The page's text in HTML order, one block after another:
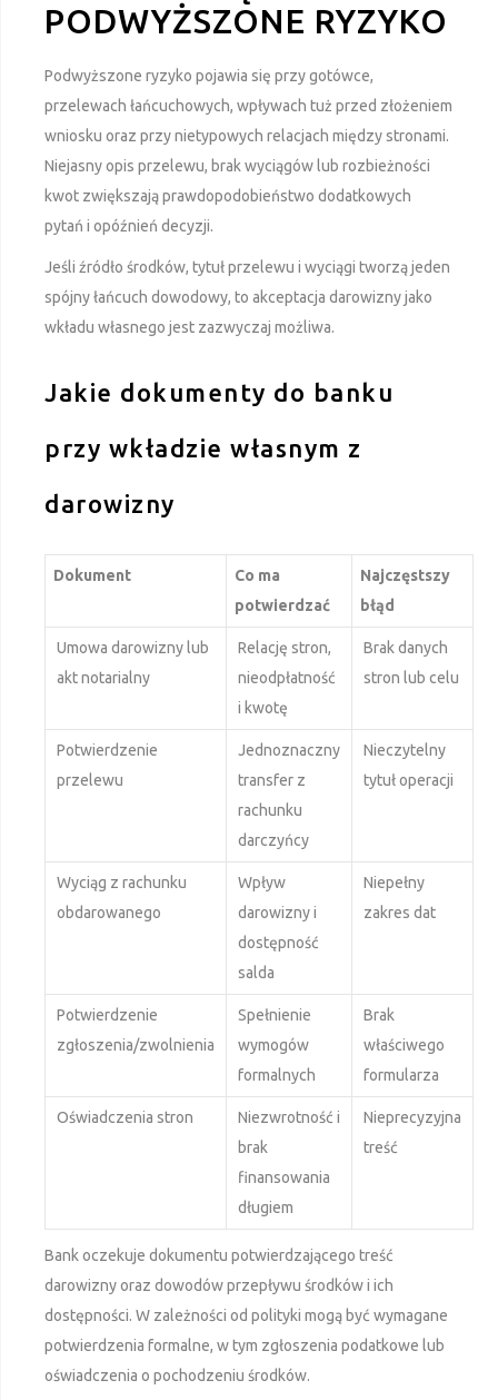
PODWYŻSZONE RYZYKO
Podwyższone ryzyko pojawia się przy gotówce,
przelewach łańcuchowych, wpływach tuż przed złożeniem
wniosku oraz przy nietypowych relacjach między stronami.
Niejasny opis przelewu, brak wyciągów lub rozbieżności
kwot zwiększają prawdopodobieństwo dodatkowych
pytań i opóźnień decyzji.
Jeśli źródło środków, tytuł przelewu i wyciągi tworzą jeden
spójny łańcuch dowodowy, to akceptacja darowizny jako
wkładu własnego jest zazwyczaj możliwa.
Jakie dokumenty do banku
przy wkładzie własnym z
darowizny
Dokument
Co ma
potwierdzać
Najczęstszy
błąd
Umowa darowizny lub
akt notarialny
Relację stron,
nieodpłatność
i kwotę
Brak danych
stron lub celu
Potwierdzenie
przelewu
Jednoznaczny
transfer z
rachunku
darczyńcy
Nieczytelny
tytuł operacji
Wyciąg z rachunku
obdarowanego
Wpływ
darowizny i
dostępność
salda
Niepełny
zakres dat
Potwierdzenie
zgłoszenia/zwolnienia
Spełnienie
wymogów
formalnych
Brak
właściwego
formularza
Oświadczenia stron
Niezwrotność i
brak
finansowania
długiem
Nieprecyzyjna
treść
Bank oczekuje dokumentu potwierdzającego treść
darowizny oraz dowodów przepływu środków i ich
dostępności. W zależności od polityki mogą być wymagane
potwierdzenia formalne, w tym zgłoszenia podatkowe lub
oświadczenia o pochodzeniu środków.